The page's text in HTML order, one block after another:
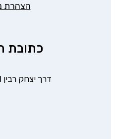
הצהרת
כתובת
דרך יצחק רבין 1, פתח תקווה